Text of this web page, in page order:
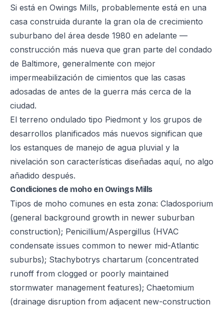
Si está en Owings Mills, probablemente está en una
casa construida durante la gran ola de crecimiento
suburbano del área desde 1980 en adelante —
construcción más nueva que gran parte del condado
de Baltimore, generalmente con mejor
impermeabilización de cimientos que las casas
adosadas de antes de la guerra más cerca de la
ciudad.
El terreno ondulado tipo Piedmont y los grupos de
desarrollos planificados más nuevos significan que
los estanques de manejo de agua pluvial y la
nivelación son características diseñadas aquí, no algo
añadido después.
Condiciones de moho en Owings Mills
Tipos de moho comunes en esta zona: Cladosporium
(general background growth in newer suburban
construction); Penicillium/Aspergillus (HVAC
condensate issues common to newer mid-Atlantic
suburbs); Stachybotrys chartarum (concentrated
runoff from clogged or poorly maintained
stormwater management features); Chaetomium
(drainage disruption from adjacent new-construction